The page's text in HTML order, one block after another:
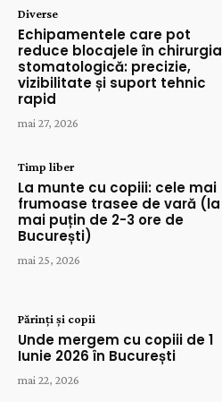
Diverse
Echipamentele care pot
reduce blocajele în chirurgia
stomatologică: precizie,
vizibilitate și suport tehnic
rapid
mai 27, 2026
Timp liber
La munte cu copiii: cele mai
frumoase trasee de vară (la
mai puțin de 2-3 ore de
București)
mai 25, 2026
Părinți și copii
Unde mergem cu copiii de 1
Iunie 2026 în București
mai 22, 2026